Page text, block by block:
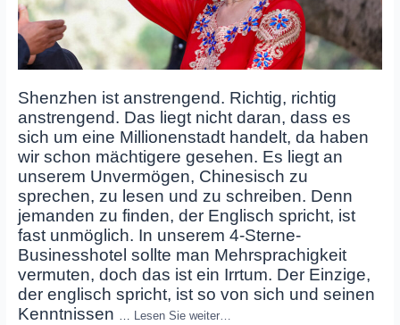
Shenzhen ist anstrengend. Richtig, richtig
anstrengend. Das liegt nicht daran, dass es
sich um eine Millionenstadt handelt, da haben
wir schon mächtigere gesehen. Es liegt an
unserem Unvermögen, Chinesisch zu
sprechen, zu lesen und zu schreiben. Denn
jemanden zu finden, der Englisch spricht, ist
fast unmöglich. In unserem 4-Sterne-
Businesshotel sollte man Mehrsprachigkeit
vermuten, doch das ist ein Irrtum. Der Einzige,
der englisch spricht, ist so von sich und seinen
Kenntnissen … Lesen Sie weiter…